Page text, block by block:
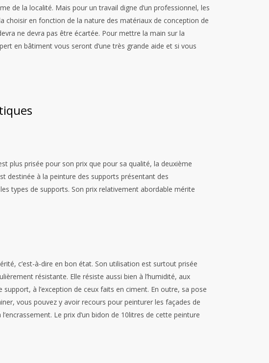
de la localité. Mais pour un travail digne d’un professionnel, les
choisir en fonction de la nature des matériaux de conception de
ne devra pas être écartée. Pour mettre la main sur la
en bâtiment vous seront d’une très grande aide et si vous
plus prisée pour son prix que pour sa qualité, la deuxième
destinée à la peinture des supports présentant des
types de supports. Son prix relativement abordable mérite
c’est-à-dire en bon état. Son utilisation est surtout prisée
résistante. Elle résiste aussi bien à l’humidité, aux
à l’exception de ceux faits en ciment. En outre, sa pose
vous pouvez y avoir recours pour peinturer les façades de
Le prix d’un bidon de 10litres de cette peinture